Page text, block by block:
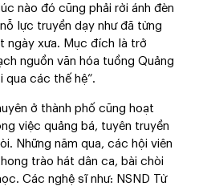
nào đó cũng phải rời ánh đèn
lực truyền dạy như đã từng
ngày xưa. Mục đích là trở
nguồn văn hóa tuồng Quảng
qua các thế hệ”.
ở thành phố cũng hoạt
việc quảng bá, tuyên truyền
Những năm qua, các hội viên
trào hát dân ca, bài chòi
Các nghệ sĩ như: NSND Từ